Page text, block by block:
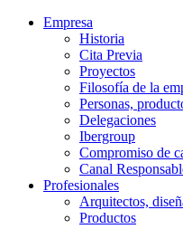
Empresa
Historia
Cita Previa
Proyectos
Filosofía de la
Personas,
Delegaciones
Ibergroup
Compromiso de
Canal
Profesionales
Arquitectos,
Productos